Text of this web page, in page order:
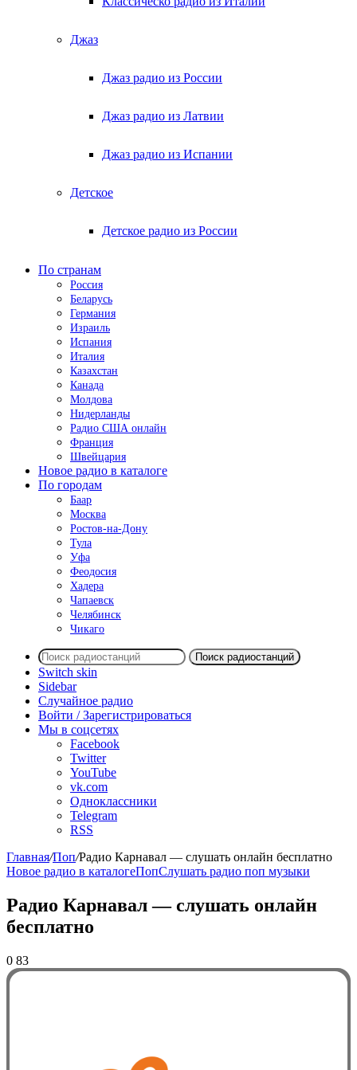
Джаз
Джаз радио из России
Джаз радио из Латвии
Джаз радио из Испании
Детское
Детское радио из России
По странам
Россия
Беларусь
Германия
Израиль
Испания
Италия
Казахстан
Канада
Молдова
Нидерланды
Радио США онлайн
Франция
Швейцария
Новое радио в каталоге
По городам
Баар
Москва
Ростов-на-Дону
Тула
Уфа
Феодосия
Хадера
Чапаевск
Челябинск
Чикаго
Поиск радиостанций
Switch skin
Sidebar
Случайное радио
Войти / Зарегистрироваться
Мы в соцсетях
Facebook
Twitter
YouTube
vk.com
Одноклассники
Telegram
RSS
Главная/Поп/Радио Карнавал — слушать онлайн бесплатно
Новое радио в каталогеПопСлушать радио поп музыки
Радио Карнавал — слушать онлайн
бесплатно
0 83